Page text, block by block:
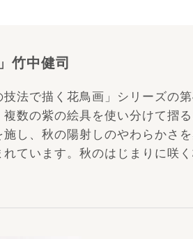
竹中健司
技法で描く花鳥画」シリーズの
複数の紫の絵具を使い分けて摺
施し、秋の陽射しのやわらかさ
ています。秋のはじまりに咲